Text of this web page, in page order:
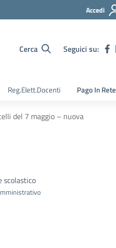
Accedi
Cerca Seguici su:
Reg.Elett.Docenti Pago In Rete
del 7 maggio – nuova
scolastico